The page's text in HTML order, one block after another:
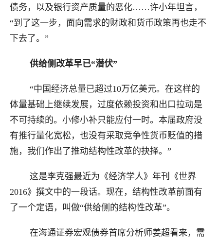
债务，以及银行资产质量的恶化……许小年坦言，
“到了这一步，面向需求的财政和货币政策再也走不
下去了。”
供给侧改革早已“潜伏”
“中国经济总量已超过10万亿美元。在这样的
体量基础上继续发展，过度依赖投资和出口拉动是
不可持续的。小修小补只能应付一时。本届政府没
有推行量化宽松，也没有采取竞争性货币贬值的措
施，我们作出了推动结构性改革的抉择。”
这是李克强最近为《经济学人》年刊《世界
2016》撰文中的一段话。现在，结构性改革前面有
了一个定语，叫做“供给侧的结构性改革”。
在海通证券宏观债券首席分析师姜超看来，需